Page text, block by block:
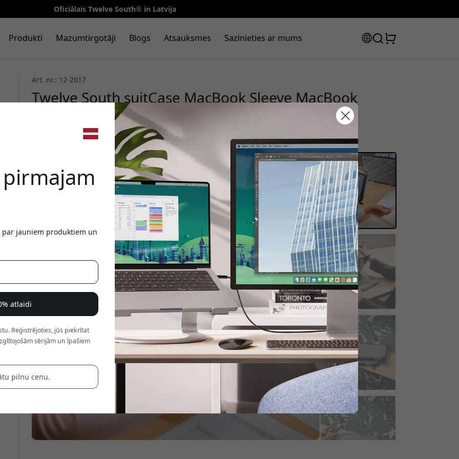
Oficiālais Twelve South® in Latvija
Produkti Mazumtirgotāji Blogs Atsauksmes Sazinieties ar mums
Art. nr.: 12-2017
Twelve South suitCase MacBook Sleeve MacBook
Pro/Air 13 collu ar stepētu cieto apvalku un ādas
rokturi - Pelēks
jauniem produktiem un
atlaidi
Reģistrējoties, jūs piekrītat
sērijām un īpašiem
pilnu cenu.
🎉 Jūsu atlaižu kods:
Izmantojiet šo kodu, veicot pasūtījumu, lai saņemtu 20%
atlaidi.